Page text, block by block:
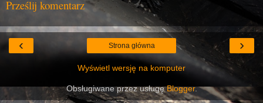
Prześlij komentarz
‹ ›
Strona główna
Wyświetl wersję na komputer
Obsługiwane przez usługęBlogger.